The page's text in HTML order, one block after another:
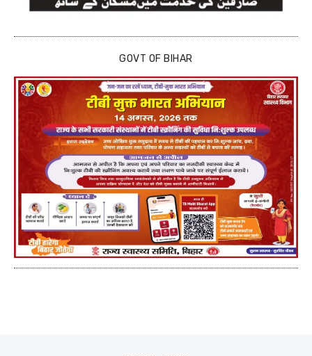
GOVT OF BIHAR